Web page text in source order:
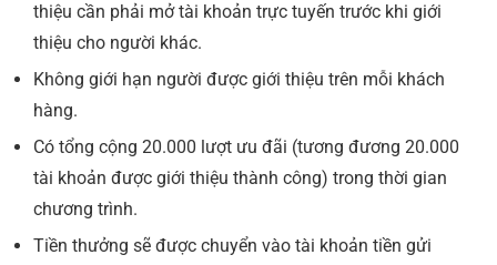
thiệu cần phải mở tài khoản trực tuyến trước khi giới
thiệu cho người khác.
Không giới hạn người được giới thiệu trên mỗi khách
hàng.
Có tổng cộng 20.000 lượt ưu đãi (tương đương 20.000
tài khoản được giới thiệu thành công) trong thời gian
chương trình.
Tiền thưởng sẽ được chuyển vào tài khoản tiền gửi